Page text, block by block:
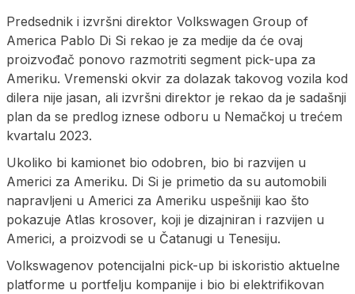
Predsednik i izvršni direktor Volkswagen Group of
America Pablo Di Si rekao je za medije da će ovaj
proizvođač ponovo razmotriti segment pick-upa za
Ameriku. Vremenski okvir za dolazak takovog vozila kod
dilera nije jasan, ali izvršni direktor je rekao da je sadašnji
plan da se predlog iznese odboru u Nemačkoj u trećem
kvartalu 2023.
Ukoliko bi kamionet bio odobren, bio bi razvijen u
Americi za Ameriku. Di Si je primetio da su automobili
napravljeni u Americi za Ameriku uspešniji kao što
pokazuje Atlas krosover, koji je dizajniran i razvijen u
Americi, a proizvodi se u Čatanugi u Tenesiju.
Volkswagenov potencijalni pick-up bi iskoristio aktuelne
platforme u portfelju kompanije i bio bi elektrifikovan